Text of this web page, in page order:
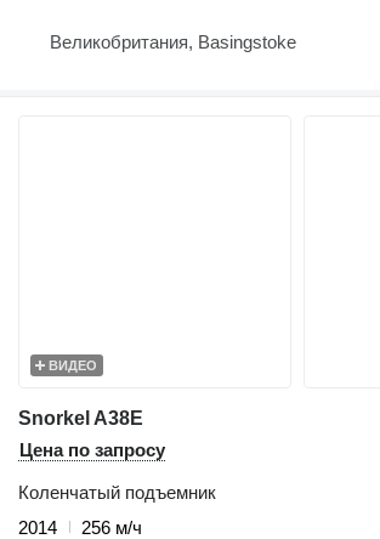
Великобритания, Basingstoke
ВИДЕО
Snorkel A38E
Цена по запросу
Коленчатый подъемник
2014
256 м/ч